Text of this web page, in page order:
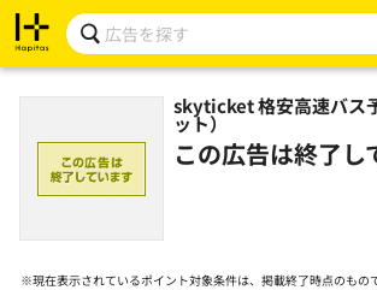
skyticket 格安高速バス
ット）
この広告は終了し
※現在表示されているポイント対象条件は、掲載終了時点のもので